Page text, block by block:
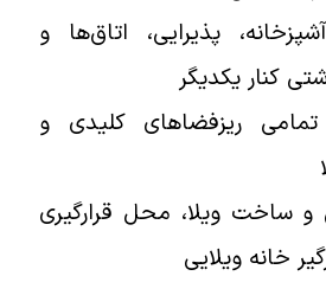
پذیرایی، اتاق‌ها و
یکدیگر
ریزفضاهای کلیدی و
ویلا، محل قرارگیری
خانه ویلایی